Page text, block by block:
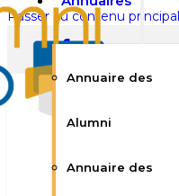
Passer au contenu principal
Annuaire des
Alumni
Annuaire des